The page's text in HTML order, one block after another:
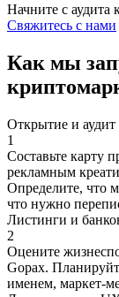
Начните с аудита
Свяжитесь с нами
Как мы
Открытие и аудит
1
Составьте карту
рекламным
Определите, что
что нужно
Листинги и
2
Оцените
Gopax.
именем, маркет-